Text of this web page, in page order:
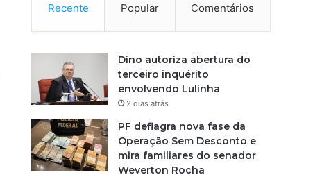
Recente Popular Comentários
Dino autoriza abertura do
terceiro inquérito
envolvendo Lulinha
2 dias atrás
PF deflagra nova fase da
Operação Sem Desconto e
mira familiares do senador
Weverton Rocha